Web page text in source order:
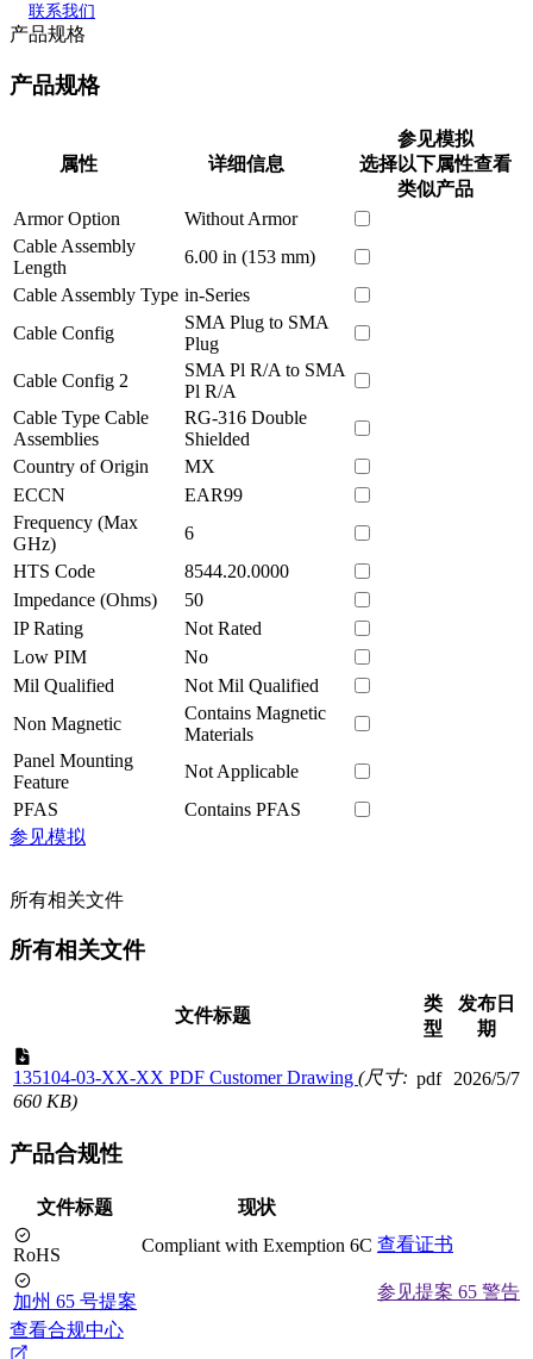
联系我们
产品规格
产品规格
属性 详细信息
参见模拟
选择以下属性查看
类似产品
Armor Option
Without Armor
Cable Assembly
Length
6.00 in (153 mm)
Cable Assembly Type in-Series
Cable Config
SMA Plug to SMA
Plug
Cable Config 2
SMA Pl R/A to SMA
Pl R/A
Cable Type Cable
Assemblies
RG-316 Double
Shielded
Country of Origin
MX
ECCN
EAR99
Frequency (Max
GHz)
6
HTS Code
8544.20.0000
Impedance (Ohms)
50
IP Rating
Not Rated
Low PIM
No
Mil Qualified
Not Mil Qualified
Non Magnetic
Contains Magnetic
Materials
Panel Mounting
Feature
Not Applicable
PFAS
Contains PFAS
参见模拟
所有相关文件
所有相关文件
文件标题
类
型
发布日
期
135104-03-XX-XX PDF Customer Drawing (尺寸:
660 KB)
pdf 2026/5/7
产品合规性
文件标题 现状
RoHS Compliant with Exemption 6C 查看证书
加州 65 号提案
参见提案 65 警告
查看合规中心